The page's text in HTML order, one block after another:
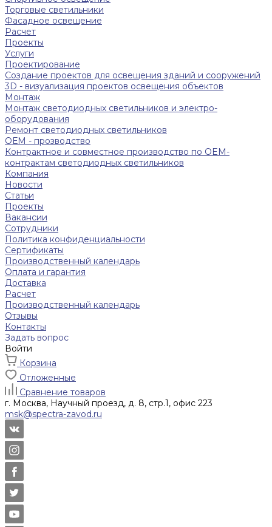
Торговые светильники
Фасадное освещение
Расчет
Проекты
Услуги
Проектирование
Создание проектов для освещения зданий и сооружений
3D - визуализация проектов освещения объектов
Монтаж
Монтаж светодиодных светильников и электро-
оборудования
Ремонт светодиодных светильников
ОЕМ - прозводство
Контрактное и совместное производство по OEM-
контрактам светодиодных светильников
Компания
Новости
Статьи
Проекты
Вакансии
Сотрудники
Политика конфиденциальности
Сертификаты
Производственный календарь
Оплата и гарантия
Доставка
Расчет
Производственный календарь
Отзывы
Контакты
Задать вопрос
Войти
Корзина
Отложенные
Сравнение товаров
г. Москва, Научный проезд, д. 8, стр.1, офис 223
msk@spectra-zavod.ru